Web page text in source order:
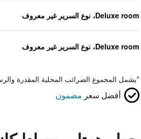
Deluxe room، نوع السرير غير معروف
Deluxe room، نوع السرير غير معروف
*يشمل المجموع الضرائب المحلية المقدرة
أفضل سعر مضمون